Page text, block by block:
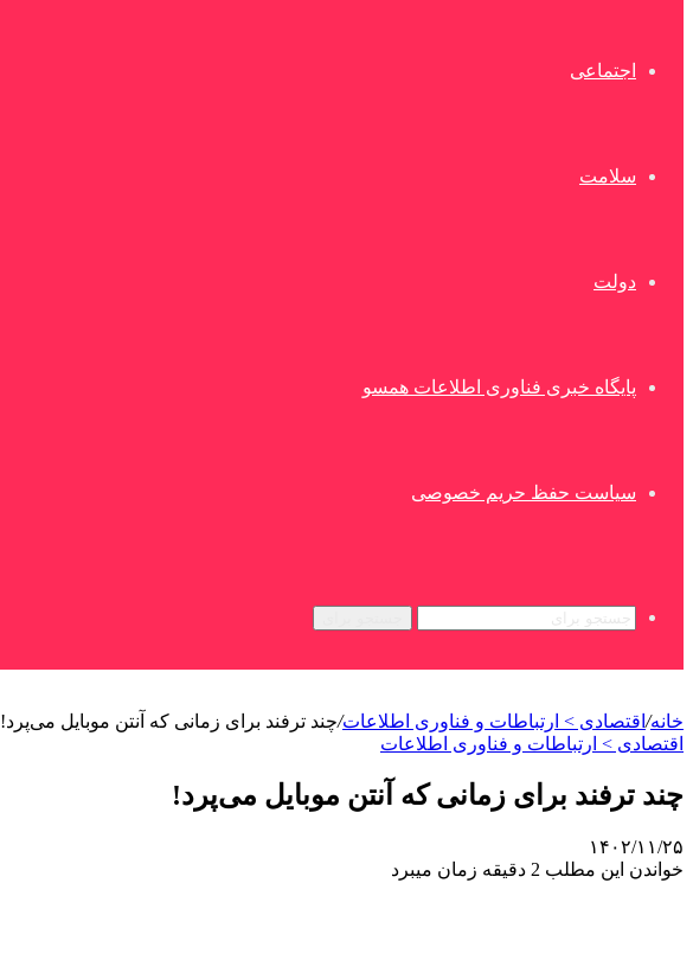
اجتماعی
سلامت
دولت
پایگاه خبری فناوری اطلاعات همسو
سیاست حفظ حریم خصوصی
خانه/ اقتصادی > ارتباطات و فناوری اطلاعات/چند ترفند برای زمانی که آنتن موبایل می‌پرد!
اقتصادی > ارتباطات و فناوری اطلاعات
چند ترفند برای زمانی که آنتن موبایل می‌پرد!
۱۴۰۲/۱۱/۲۵
خواندن این مطلب 2 دقیقه زمان میبرد